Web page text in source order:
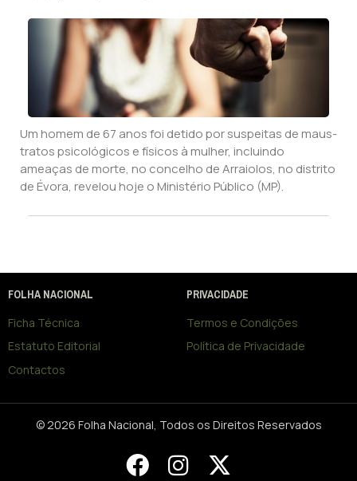
Um homem de 67 anos foi detido por suspeitas de maus-
tratos psicológicos e físicos à mulher, incluindo
ameaças de morte, no concelho de Arraiolos, no distrito
de Évora, revelou hoje o Ministério Público (MP).
FOLHA NACIONAL
Ficha Técnica
Estatuto Editorial
Contactos
PRIVACIDADE
Termos e Condições
Política de Privacidade
© 2026 Folha Nacional, Todos os Direitos Reservados